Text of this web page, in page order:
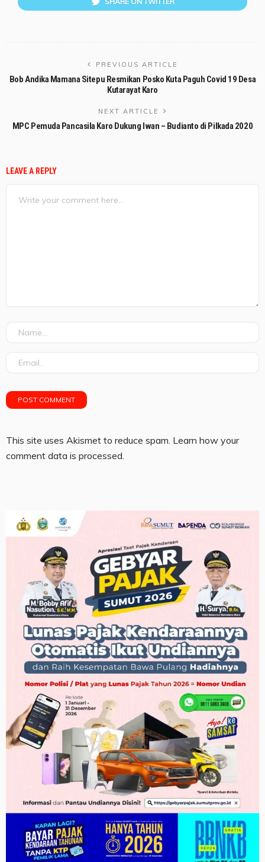
PREVIOUS ARTICLE
Bob Andika Mamana Sitepu Resmikan Posko Kuta Paguh Covid 19 Desa
Kutarayat Karo
NEXT ARTICLE
MPC Pemuda Pancasila Karo Dukung Iwan – Budianto di Pilkada 2020
LEAVE A REPLY
This site uses Akismet to reduce spam. Learn how your
comment data is processed.